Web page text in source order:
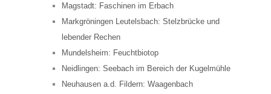
Magstadt: Faschinen im Erbach
Markgröningen Leutelsbach: Stelzbrücke und
lebender Rechen
Mundelsheim: Feuchtbiotop
Neidlingen: Seebach im Bereich der Kugelmühle
Neuhausen a.d. Fildern: Waagenbach